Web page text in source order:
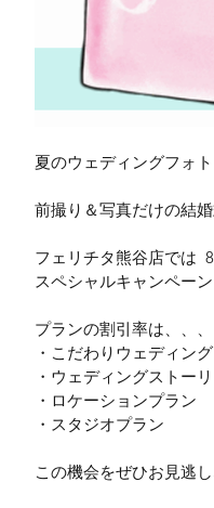
夏のウェディングフォ
前撮り＆写真だけの結
フェリチタ熊谷店では
スペシャルキャンペー
プランの割引率は、、、
・こだわりウェディン
・ウェディングストー
・ロケーションプラン
・スタジオプラン　　
この機会をぜひお見逃